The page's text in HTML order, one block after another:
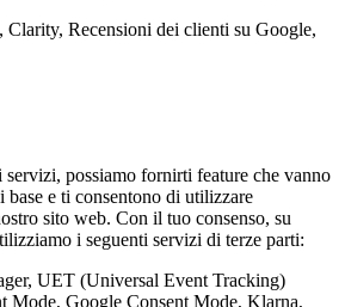
Clarity, Recensioni dei clienti su Google,
servizi, possiamo fornirti feature che vanno
e ti consentono di utilizzare
sito web. Con il tuo consenso, su
i seguenti servizi di terze parti:
UET (Universal Event Tracking)
Mode, Google Consent Mode, Klarna,